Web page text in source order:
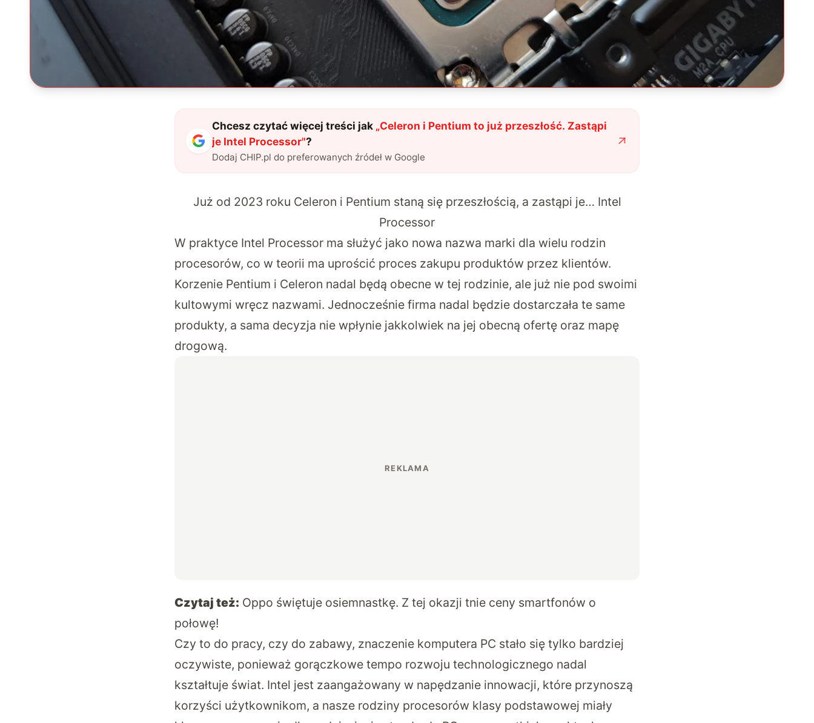
Chcesz czytać więcej treści jak „Celeron i Pentium to już przeszłość. Zastąpi
je Intel Processor"?
Dodaj CHIP.pl do preferowanych źródeł w Google
Już od 2023 roku Celeron i Pentium staną się przeszłością, a zastąpi je… Intel
Processor
W praktyce Intel Processor ma służyć jako nowa nazwa marki dla wielu rodzin
procesorów, co w teorii ma uprościć proces zakupu produktów przez klientów.
Korzenie Pentium i Celeron nadal będą obecne w tej rodzinie, ale już nie pod swoimi
kultowymi wręcz nazwami. Jednocześnie firma nadal będzie dostarczała te same
produkty, a sama decyzja nie wpłynie jakkolwiek na jej obecną ofertę oraz mapę
drogową.
Czytaj też: Oppo świętuje osiemnastkę. Z tej okazji tnie ceny smartfonów o
połowę!
Czy to do pracy, czy do zabawy, znaczenie komputera PC stało się tylko bardziej
oczywiste, ponieważ gorączkowe tempo rozwoju technologicznego nadal
kształtuje świat. Intel jest zaangażowany w napędzanie innowacji, które przynoszą
korzyści użytkownikom, a nasze rodziny procesorów klasy podstawowej miały